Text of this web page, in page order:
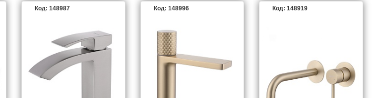
Код: 148987 Код: 148996 Код: 148919